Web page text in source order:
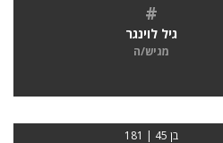
#
גיל לוינגר
מגיש/ה
בן 45 | 181